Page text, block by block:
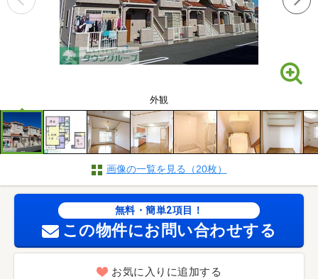
外観
画像の一覧を見る（20枚）
無料・簡単2項目！
この物件にお問い合わせする
お気に入りに追加する